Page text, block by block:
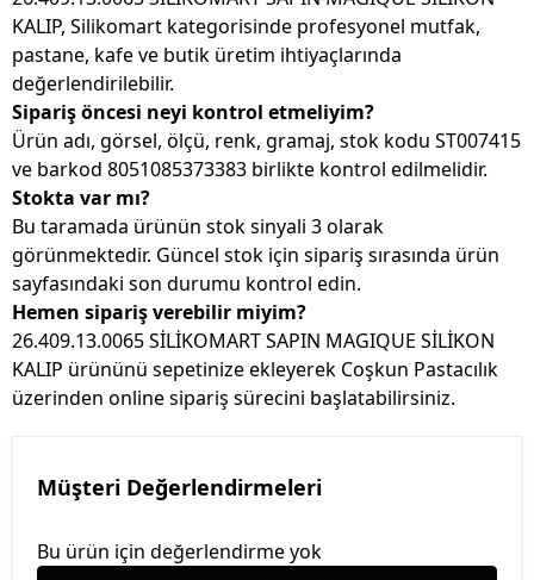
KALIP, Silikomart kategorisinde profesyonel mutfak,
pastane, kafe ve butik üretim ihtiyaçlarında
değerlendirilebilir.
Sipariş öncesi neyi kontrol etmeliyim?
Ürün adı, görsel, ölçü, renk, gramaj, stok kodu ST007415
ve barkod 8051085373383 birlikte kontrol edilmelidir.
Stokta var mı?
Bu taramada ürünün stok sinyali 3 olarak
görünmektedir. Güncel stok için sipariş sırasında ürün
sayfasındaki son durumu kontrol edin.
Hemen sipariş verebilir miyim?
26.409.13.0065 SİLİKOMART SAPIN MAGIQUE SİLİKON
KALIP ürününü sepetinize ekleyerek Coşkun Pastacılık
üzerinden online sipariş sürecini başlatabilirsiniz.
Müşteri Değerlendirmeleri
Bu ürün için değerlendirme yok